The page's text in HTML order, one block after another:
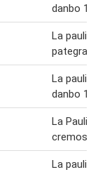
danbo
La
pategras
La
danbo
La
cremoso
La